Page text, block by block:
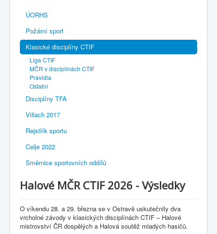
SH ČMS
ÚORHS
Požární sport
Klasické disciplíny CTIF
Liga CTIF
MČR v disciplínách CTIF
Pravidla
Ostatní
Disciplíny TFA
Villach 2017
Rejstřík sportu
Celje 2022
Směrnice sportovních oddílů
Halové MČR CTIF 2026 - Výsledky
O víkendu 28. a 29. března se v Ostravě uskutečnily dva
vrcholné závody v klasických disciplínách CTIF – Halové
mistrovství ČR dospělých a Halová soutěž mladých hasičů.